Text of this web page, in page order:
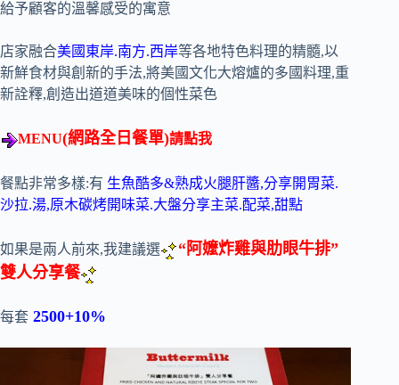
給予顧客的溫馨感受的寓意
店家融合美國東岸.南方.西岸等各地特色料理的精髓,以
新鮮食材與創新的手法,將美國文化大熔爐的多國料理,重
新詮釋,創造出道道美味的個性菜色
MENU(網路全日餐單)請點我
餐點非常多樣:有 生魚酷多&熟成火腿肝醬,分享開胃菜.
沙拉.湯,原木碳烤開味菜.大盤分享主菜.配菜,甜點
如果是兩人前來,我建議選
“阿嬤炸雞與肋眼牛排”
雙人分享餐
每套 2500+10%